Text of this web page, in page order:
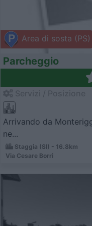
Area di sosta (PS)
Parcheggio
Arrivando da
ne...
Staggia (SI) - 16.8km
Via Cesare Borri